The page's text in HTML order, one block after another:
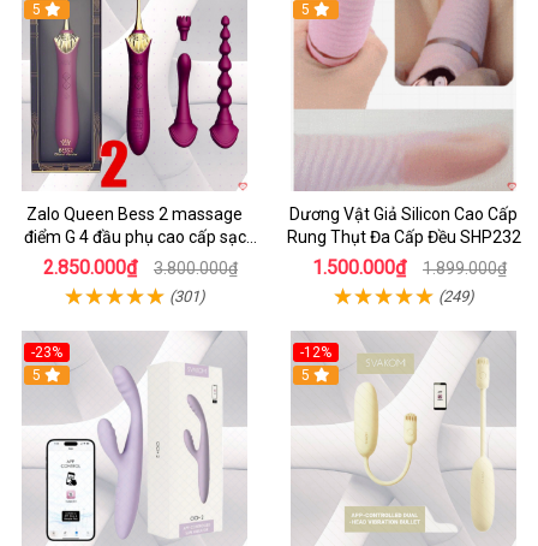
5
Zalo Queen Bess 2 massage
điểm G 4 đầu phụ cao cấp sạc
tiện lợi
2.850.000₫ 3.800.000₫
(301)
5
Dương Vật Giả Silicon Cao Cấp
Rung Thụt Đa Cấp Đều SHP232
1.500.000₫ 1.899.000₫
(249)
-23%
5
-12%
5